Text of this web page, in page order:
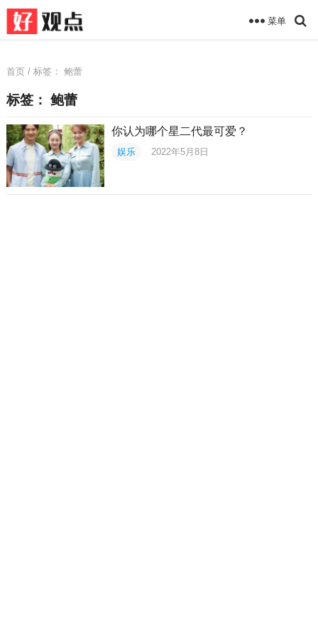
菜单
首页/ 标签： 鲍蕾
标签： 鲍蕾
你认为哪个星二代最可爱？
娱乐 2022年5月8日